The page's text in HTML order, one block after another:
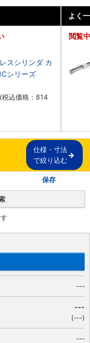
スシリンダ カ
シリーズ
(税込価格： 814
よく
閲覧
仕様・寸法
で絞り込む
保存
---
---
(---)
---